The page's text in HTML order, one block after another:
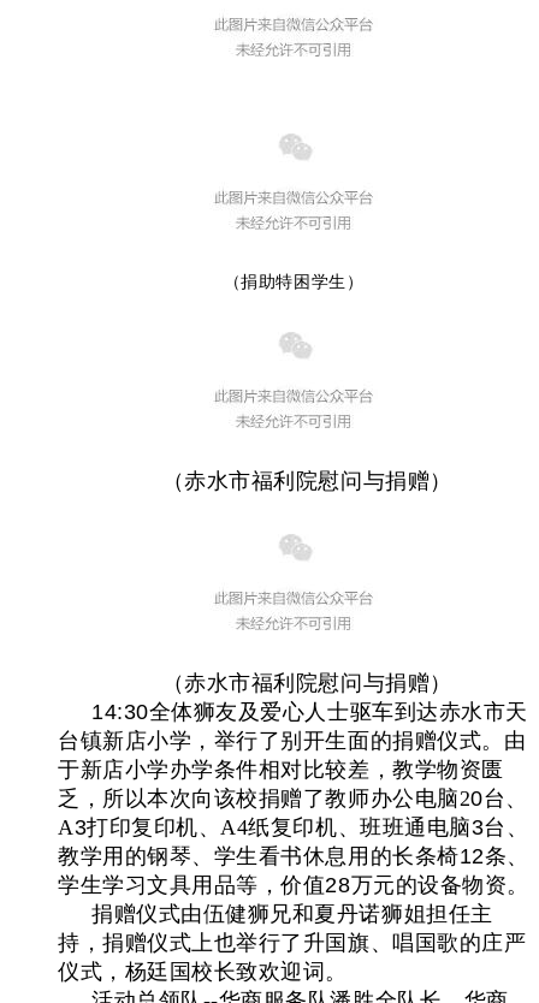
（捐助特困学生）
（赤水市福利院慰问与捐赠）
（赤水市福利院慰问与捐赠）
14:30全体狮友及爱心人士驱车到达赤水市天
台镇新店小学，举行了别开生面的捐赠仪式。由
于新店小学办学条件相对比较差，教学物资匮
乏，所以本次向该校捐赠了教师办公电脑20台、
A3打印复印机、A4纸复印机、班班通电脑3台、
教学用的钢琴、学生看书休息用的长条椅12条、
学生学习文具用品等，价值28万元的设备物资。
捐赠仪式由伍健狮兄和夏丹诺狮姐担任主
持，捐赠仪式上也举行了升国旗、唱国歌的庄严
仪式，杨廷国校长致欢迎词。